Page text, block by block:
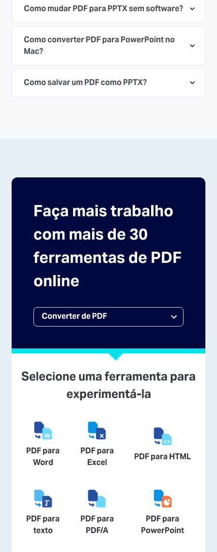
Como mudar PDF para PPTX sem software?
Como converter PDF para PowerPoint no
Mac?
Como salvar um PDF como PPTX?
Faça mais trabalho
com mais de 30
ferramentas de PDF
online
Selecione uma ferramenta para
experimentá-la
PDF para
Word
PDF para
Excel
PDF para HTML
PDF para
texto
PDF para
PDF/A
PDF para
PowerPoint